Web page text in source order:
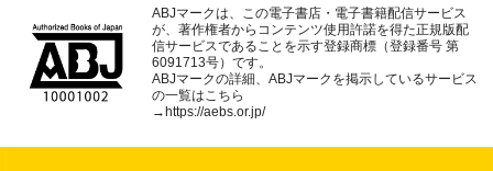
ABJマークは、この電子書店・電子書籍配信サービス
が、著作権者からコンテンツ使用許諾を得た正規版配
信サービスであることを示す登録商標（登録番号 第
6091713号）です。
ABJマークの詳細、ABJマークを掲示しているサービス
の一覧はこちら
→ https://aebs.or.jp/